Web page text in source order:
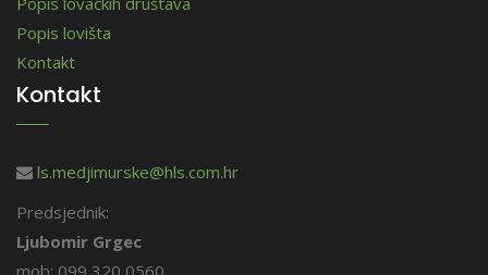
Popis lovišta
Kontakt
Kontakt
ls.medjimurske@hls.com.hr
Predsjednik:
Ljubomir Grgec
mob: 099 320 0560